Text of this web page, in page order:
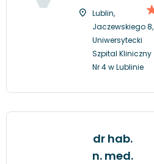
Lublin,
Jaczewskiego 8,
Uniwersytecki
Szpital Kliniczny
Nr 4 w Lublinie
dr hab.
n. med.